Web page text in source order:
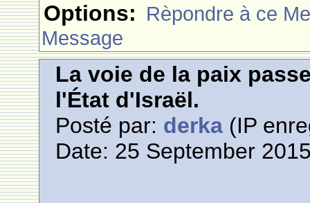
Options: Rèpondre à ce
Message
La voie de la paix
l'État d'Israël.
Posté par: derka (IP
Date: 25 September